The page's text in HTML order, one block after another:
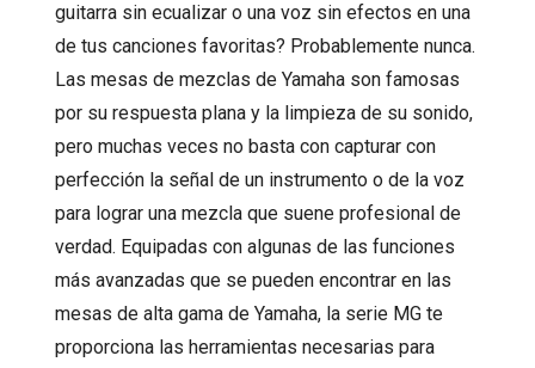
guitarra sin ecualizar o una voz sin efectos en una
de tus canciones favoritas? Probablemente nunca.
Las mesas de mezclas de Yamaha son famosas
por su respuesta plana y la limpieza de su sonido,
pero muchas veces no basta con capturar con
perfección la señal de un instrumento o de la voz
para lograr una mezcla que suene profesional de
verdad. Equipadas con algunas de las funciones
más avanzadas que se pueden encontrar en las
mesas de alta gama de Yamaha, la serie MG te
proporciona las herramientas necesarias para